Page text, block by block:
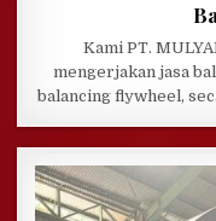
Kami PT.
mengerjakan jasa
balancing flywheel,